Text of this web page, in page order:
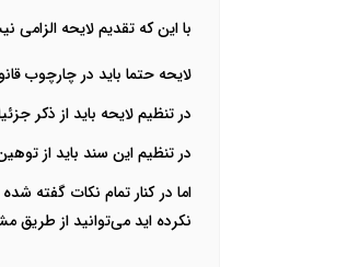
با این که تقدیم لایحه
لایحه حتما باید در چارچوب
در تنظیم لایحه باید از ذکر
در تنظیم این سند باید از
اما در کنار تمام نکات گفته
نکرده اید می‌توانید از